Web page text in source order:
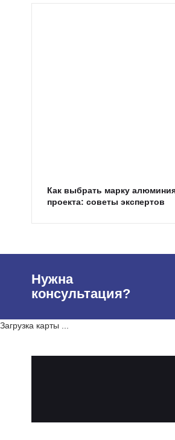
Как выбрать марку
проекта: советы экспертов
Нужна
консультация?
Загрузка карты ...